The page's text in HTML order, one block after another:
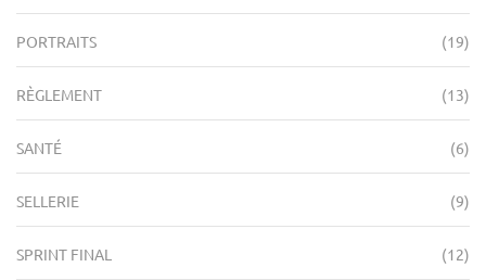
PORTRAITS (19)
RÈGLEMENT (13)
SANTÉ (6)
SELLERIE (9)
SPRINT FINAL (12)